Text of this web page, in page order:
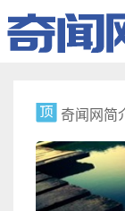
奇闻网简